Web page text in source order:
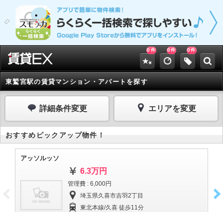
0 件 0件 0件
東鷲宮駅の賃貸マンション・アパートを探す
詳細条件変更 エリアを変更
おすすめピックアップ物件！
アッソルッソ
6.3万円
管理費 : 6,000円
埼玉県久喜市吉羽2丁目
東北本線/久喜 徒歩11分